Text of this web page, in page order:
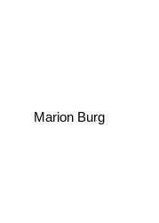
Marion Burg